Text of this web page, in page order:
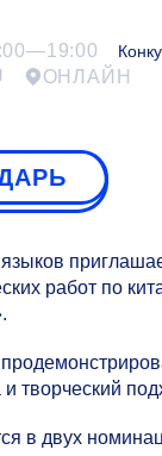
ОНЛАЙН
работ по
творческий
в двух